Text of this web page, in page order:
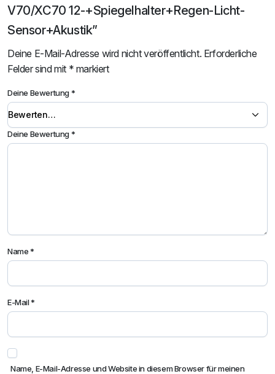
V70/XC70 12-+Spiegelhalter+Regen-Licht-
Sensor+Akustik”
Deine E-Mail-Adresse wird nicht veröffentlicht. Erforderliche
Felder sind mit * markiert
Deine Bewertung*
Deine Bewertung*
Name*
E-Mail*
Name, E-Mail-Adresse und Website in diesem Browser für meinen